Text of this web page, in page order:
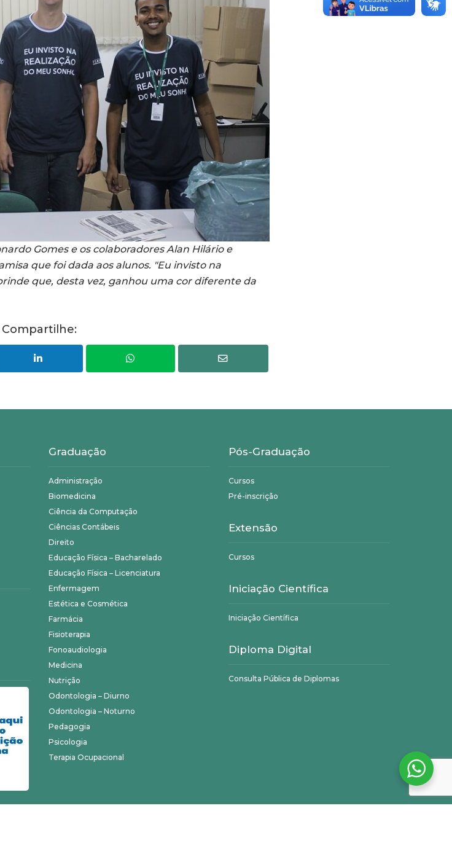
Gomes e os colaboradores Alan Hilário e
que foi dada aos alunos. "Eu invisto na
que, desta vez, ganhou uma cor diferente da
Compartilhe:
Graduação
Administração
Biomedicina
Ciência da Computação
Ciências Contábeis
Direito
Educação Física – Bacharelado
Educação Física – Licenciatura
Enfermagem
Estética e Cosmética
Farmácia
Fisioterapia
Fonoaudiologia
Medicina
Nutrição
Odontologia – Diurno
Odontologia – Noturno
Pedagogia
Psicologia
Terapia Ocupacional
Pós-Graduação
Cursos
Pré-inscrição
Extensão
Cursos
Iniciação Científica
Iniciação Científica
Diploma Digital
Consulta Pública de Diplomas